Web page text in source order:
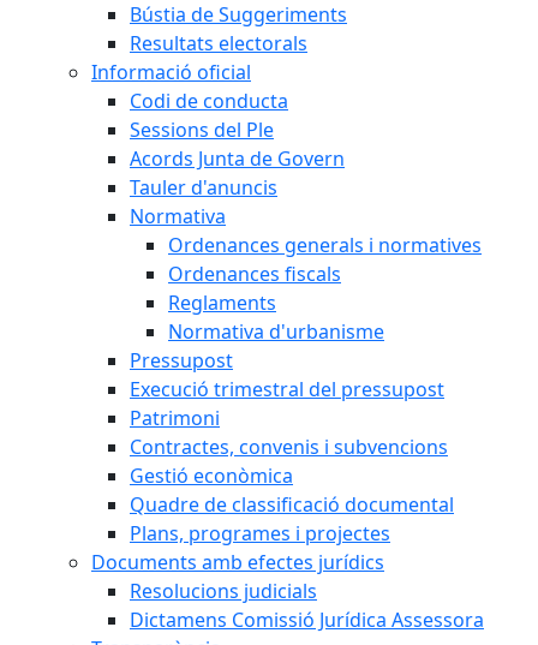
Bústia de Suggeriments
Resultats electorals
Informació oficial
Codi de conducta
Sessions del Ple
Acords Junta de Govern
Tauler d'anuncis
Normativa
Ordenances generals i normatives
Ordenances fiscals
Reglaments
Normativa d'urbanisme
Pressupost
Execució trimestral del pressupost
Patrimoni
Contractes, convenis i subvencions
Gestió econòmica
Quadre de classificació documental
Plans, programes i projectes
Documents amb efectes jurídics
Resolucions judicials
Dictamens Comissió Jurídica Assessora